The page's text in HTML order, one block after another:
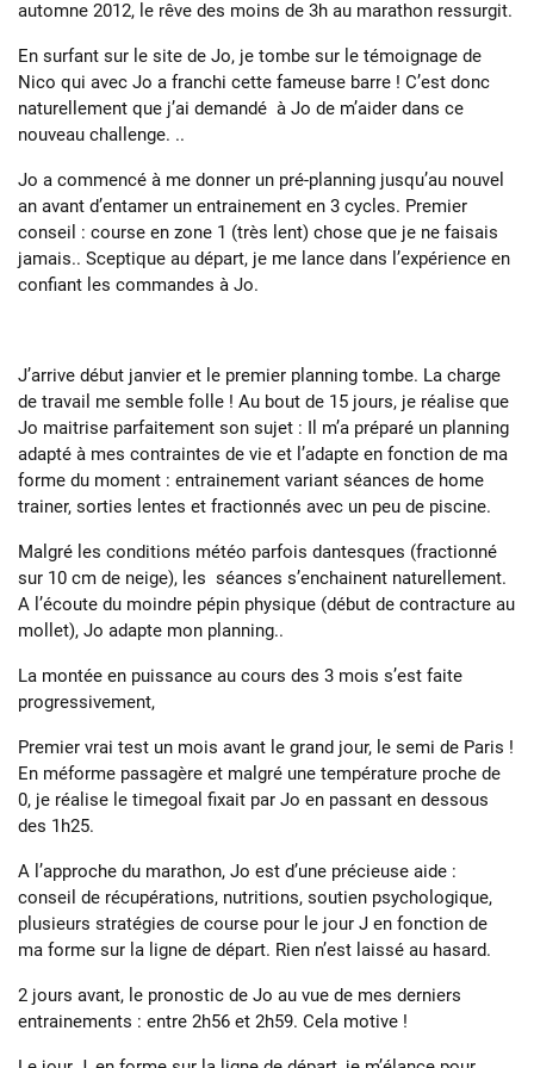
automne 2012, le rêve des moins de 3h au marathon ressurgit.
En surfant sur le site de Jo, je tombe sur le témoignage de
Nico qui avec Jo a franchi cette fameuse barre ! C’est donc
naturellement que j’ai demandé à Jo de m’aider dans ce
nouveau challenge. ..
Jo a commencé à me donner un pré-planning jusqu’au nouvel
an avant d’entamer un entrainement en 3 cycles. Premier
conseil : course en zone 1 (très lent) chose que je ne faisais
jamais.. Sceptique au départ, je me lance dans l’expérience en
confiant les commandes à Jo.
J’arrive début janvier et le premier planning tombe. La charge
de travail me semble folle ! Au bout de 15 jours, je réalise que
Jo maitrise parfaitement son sujet : Il m’a préparé un planning
adapté à mes contraintes de vie et l’adapte en fonction de ma
forme du moment : entrainement variant séances de home
trainer, sorties lentes et fractionnés avec un peu de piscine.
Malgré les conditions météo parfois dantesques (fractionné
sur 10 cm de neige), les séances s’enchainent naturellement.
A l’écoute du moindre pépin physique (début de contracture au
mollet), Jo adapte mon planning..
La montée en puissance au cours des 3 mois s’est faite
progressivement,
Premier vrai test un mois avant le grand jour, le semi de Paris !
En méforme passagère et malgré une température proche de
0, je réalise le timegoal fixait par Jo en passant en dessous
des 1h25.
A l’approche du marathon, Jo est d’une précieuse aide :
conseil de récupérations, nutritions, soutien psychologique,
plusieurs stratégies de course pour le jour J en fonction de
ma forme sur la ligne de départ. Rien n’est laissé au hasard.
2 jours avant, le pronostic de Jo au vue de mes derniers
entrainements : entre 2h56 et 2h59. Cela motive !